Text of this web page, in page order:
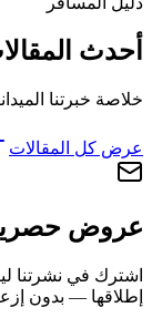
أحدث
خلاصة خبرتنا
عرض كل المقالات
عروض
اشترك في نشرتنا
إطلاقها — بدون